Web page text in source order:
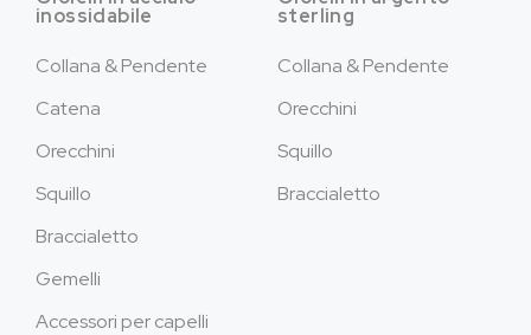
inossidabile
Collana & Pendente
Catena
Orecchini
Squillo
Braccialetto
Gemelli
Accessori per capelli
sterling
Collana & Pendente
Orecchini
Squillo
Braccialetto